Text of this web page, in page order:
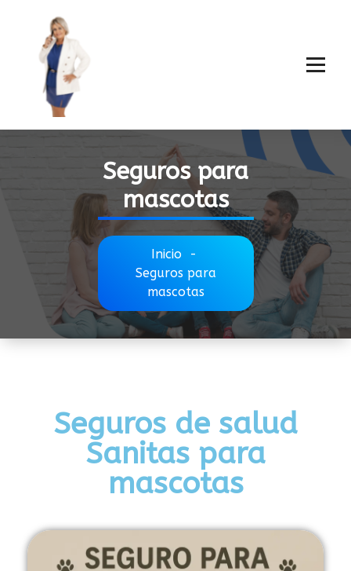
Seguros para
mascotas
Inicio-
Seguros para
mascotas
Seguros de salud
Sanitas para
mascotas